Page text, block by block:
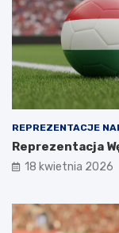
REPREZENTACJE
Reprezentacja
18 kwietnia 2026